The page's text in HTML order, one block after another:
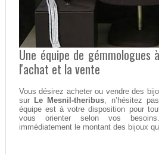
Une équipe de
l'achat et la vente
Vous désirez acheter ou vendre des
sur Le Mesnil-theribus, n’hésitez
équipe est à votre disposition pour
vous orienter selon vos
immédiatement le montant des bijoux